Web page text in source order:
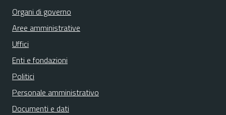
Organi di governo
Aree amministrative
Uffici
Enti e fondazioni
Politici
Personale amministrativo
Documenti e dati